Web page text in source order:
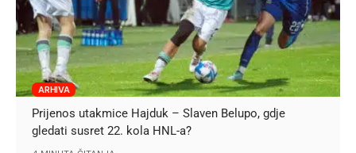
ARHIVA
Prijenos utakmice Hajduk – Slaven Belupo, gdje
gledati susret 22. kola HNL-a?